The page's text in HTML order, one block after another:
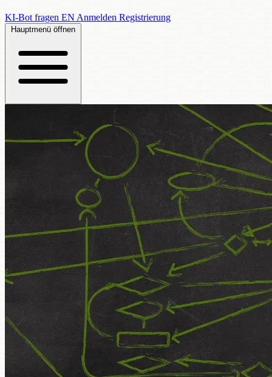
KI-Bot fragen EN Anmelden Registrierung
Hauptmenü öffnen